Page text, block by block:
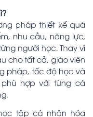
pháp thiết kế quá
nhu cầu, năng lực,
người học. Thay vì
cho tất cả, giáo viên
pháp, tốc độ học và
hợp với từng cá
tập cá nhân hóa